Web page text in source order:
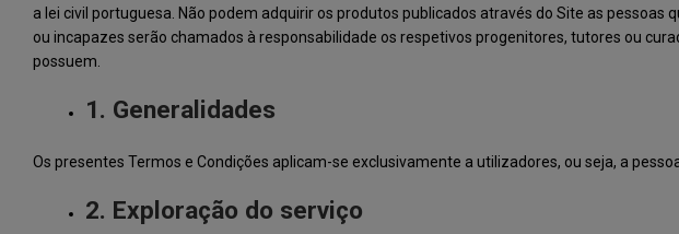
a lei civil portuguesa. Não podem adquirir os produtos publicados através do Site as
ou incapazes serão chamados à responsabilidade os respetivos progenitores, tutores ou
possuem.
1. Generalidades
Os presentes Termos e Condições aplicam-se exclusivamente a utilizadores, ou seja, a
2. Exploração do serviço